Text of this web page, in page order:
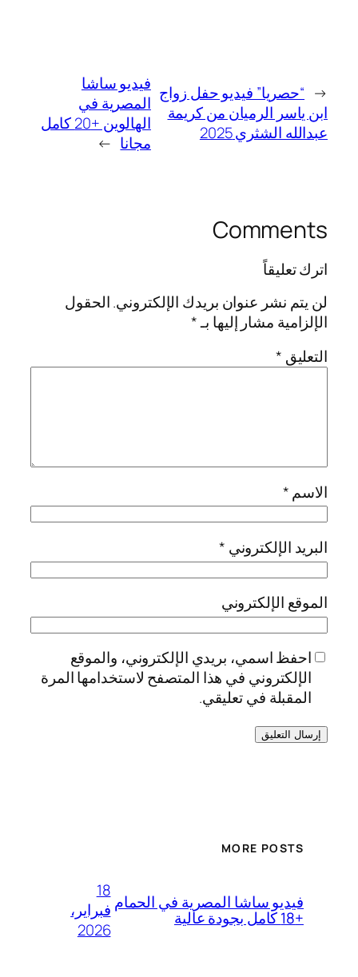
← “حصريا” فيديو حفل زواج
ابن ياسر الرميان من كريمة
عبدالله الشثري 2025
فيديو ساشا
المصرية في
الهالوين +20 كامل
مجانا →
Comments
اترك تعليقاً
لن يتم نشر عنوان بريدك الإلكتروني.الحقول
الإلزامية مشار إليها بـ*
التعليق *
الاسم*
البريد الإلكتروني *
الموقع الإلكتروني
احفظ اسمي، بريدي الإلكتروني، والموقع
الإلكتروني في هذا المتصفح لاستخدامها المرة
المقبلة في تعليقي.
MORE POSTS
فيديو ساشا المصرية في الحمام
+18 كامل بجودة عالية
18
فبراير،
2026